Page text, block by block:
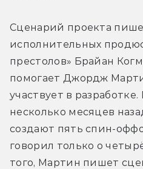
Сценарий проекта
исполнительных
престолов» Брайан
помогает Джордж
участвует в
несколько месяцев
создают пять спин-
говорил только о
того, Мартин пишет